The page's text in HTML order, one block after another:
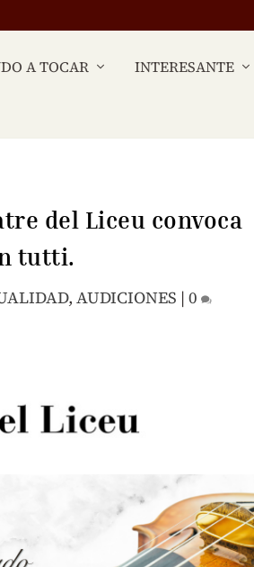
A TOCAR INTERESANTE
del Liceu convoca
tutti.
,AUDICIONES |0